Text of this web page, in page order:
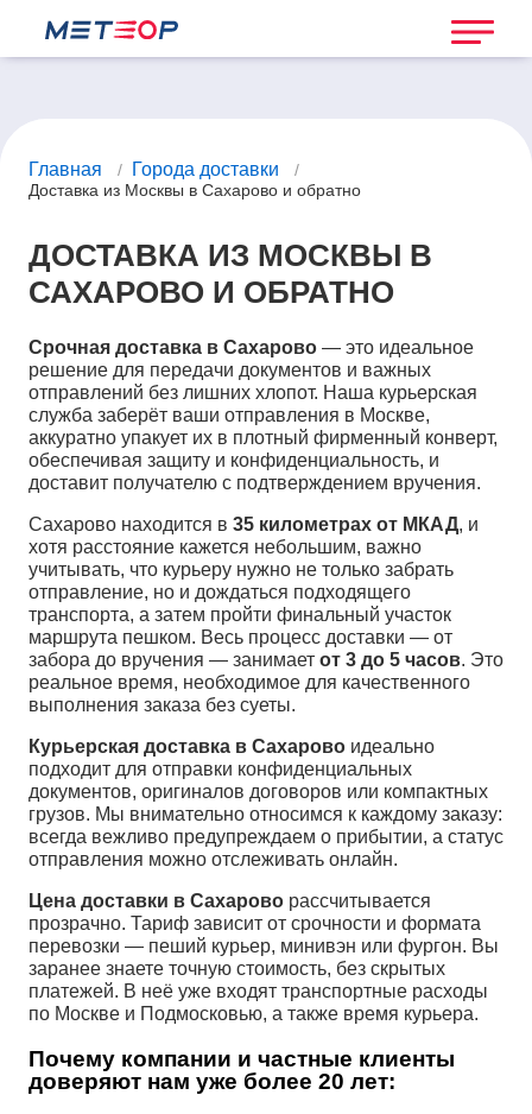
Главная / Города доставки
/
Доставка из Москвы в Сахарово и обратно
ДОСТАВКА ИЗ МОСКВЫ В
САХАРОВО И ОБРАТНО
Срочная доставка в Сахарово — это идеальное
решение для передачи документов и важных
отправлений без лишних хлопот. Наша курьерская
служба заберёт ваши отправления в Москве,
аккуратно упакует их в плотный фирменный конверт,
обеспечивая защиту и конфиденциальность, и
доставит получателю с подтверждением вручения.
Сахарово находится в 35 километрах от МКАД, и
хотя расстояние кажется небольшим, важно
учитывать, что курьеру нужно не только забрать
отправление, но и дождаться подходящего
транспорта, а затем пройти финальный участок
маршрута пешком. Весь процесс доставки — от
забора до вручения — занимает от 3 до 5 часов. Это
реальное время, необходимое для качественного
выполнения заказа без суеты.
Курьерская доставка в Сахарово идеально
подходит для отправки конфиденциальных
документов, оригиналов договоров или компактных
грузов. Мы внимательно относимся к каждому заказу:
всегда вежливо предупреждаем о прибытии, а статус
отправления можно отслеживать онлайн.
Цена доставки в Сахарово рассчитывается
прозрачно. Тариф зависит от срочности и формата
перевозки — пеший курьер, минивэн или фургон. Вы
заранее знаете точную стоимость, без скрытых
платежей. В неё уже входят транспортные расходы
по Москве и Подмосковью, а также время курьера.
Почему компании и частные клиенты
доверяют нам уже более 20 лет: